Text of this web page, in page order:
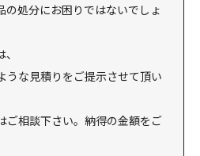
の処分にお困りではないでしょ
うな見積りをご提示させて頂い
ご相談下さい。納得の金額をご